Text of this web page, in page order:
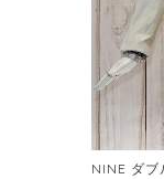
NINE ダブ